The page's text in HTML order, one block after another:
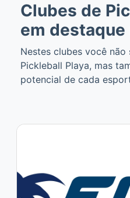
Clubes de
em
Nestes clubes você
Pickleball Playa, mas
potencial de cada